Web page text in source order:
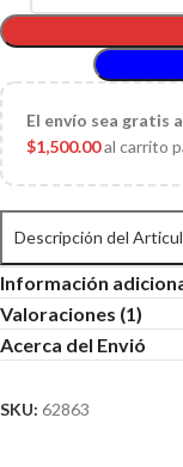
El envío sea gratis
$1,500.00al carrito
Descripción del
Información
Valoraciones (1)
Acerca del Envió
SKU: 62863